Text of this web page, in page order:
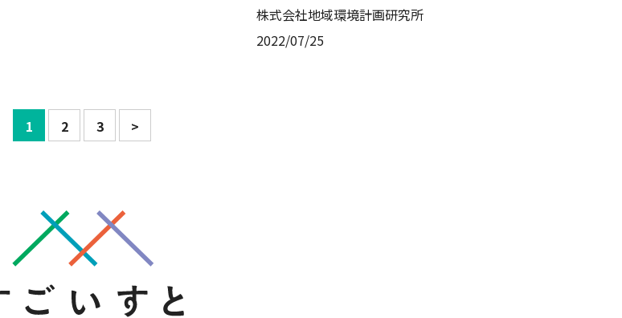
株式会社地域環境計画研究所
2022/07/25
1 2 3 >